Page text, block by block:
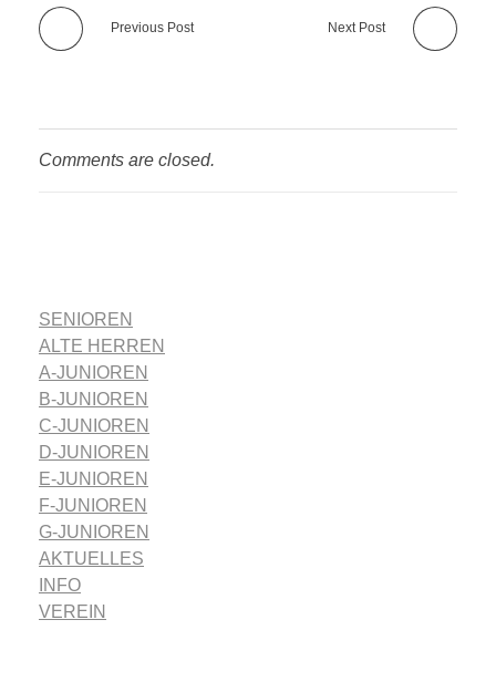
Previous Post Next Post
Comments are closed.
SENIOREN
ALTE HERREN
A-JUNIOREN
B-JUNIOREN
C-JUNIOREN
D-JUNIOREN
E-JUNIOREN
F-JUNIOREN
G-JUNIOREN
AKTUELLES
INFO
VEREIN